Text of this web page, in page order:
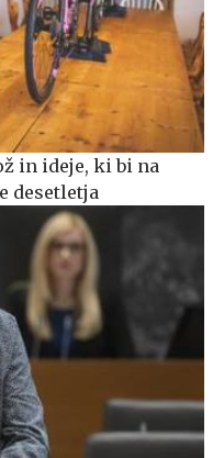
in ideje, ki bi na
desetletja